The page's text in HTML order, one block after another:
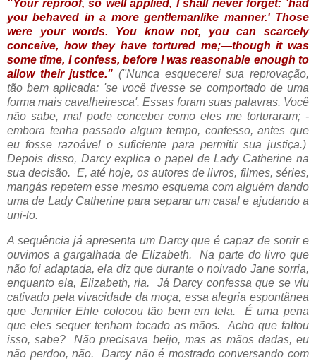
"Your reproof, so well applied, I shall never forget: 'had
you behaved in a more gentlemanlike manner.' Those
were your words. You know not, you can scarcely
conceive, how they have tortured me;—though it was
some time, I confess, before I was reasonable enough to
allow their justice." ("Nunca esquecerei sua reprovação,
tão bem aplicada: 'se você tivesse se comportado de uma
forma mais cavalheiresca'. Essas foram suas palavras. Você
não sabe, mal pode conceber como eles me torturaram; -
embora tenha passado algum tempo, confesso, antes que
eu fosse razoável o suficiente para permitir sua justiça.)
Depois disso, Darcy explica o papel de Lady Catherine na
sua decisão. E, até hoje, os autores de livros, filmes, séries,
mangás repetem esse mesmo esquema com alguém dando
uma de Lady Catherine para separar um casal e ajudando a
uni-lo.
A sequência já apresenta um Darcy que é capaz de sorrir e
ouvimos a gargalhada de Elizabeth. Na parte do livro que
não foi adaptada, ela diz que durante o noivado Jane sorria,
enquanto ela, Elizabeth, ria. Já Darcy confessa que se viu
cativado pela vivacidade da moça, essa alegria espontânea
que Jennifer Ehle colocou tão bem em tela. É uma pena
que eles sequer tenham tocado as mãos. Acho que faltou
isso, sabe? Não precisava beijo, mas as mãos dadas, eu
não perdoo, não. Darcy não é mostrado conversando com